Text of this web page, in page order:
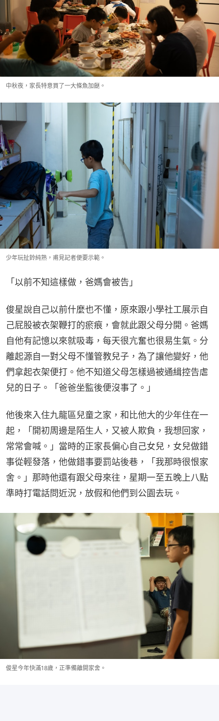
中秋夜，家長特意買了一大條魚加餸。
少年玩扯鈴純熟，甫見記者便要示範。
「以前不知這樣做，爸媽會被告」
俊星說自己以前什麼也不懂，原來跟小學社工展示自
己屁股被衣架鞭打的瘀痕，會就此跟父母分開。爸媽
自他有記憶以來就吸毒，每天很亢奮也很易生氣。分
離起源自一對父母不懂管教兒子，為了讓他變好，他
們拿起衣架便打。他不知道父母怎樣過被通緝控告虐
兒的日子。「爸爸坐監後便沒事了。」
他後來入住九龍區兒童之家，和比他大的少年住在一
起，「開初周邊是陌生人，又被人欺負，我想回家，
常常會喊。」當時的正家長偏心自己女兒，女兒做錯
事從輕發落，他做錯事要罰站後巷，「我那時很恨家
舍。」那時他還有跟父母來往，星期一至五晚上八點
準時打電話問近況，放假和他們到公園去玩。
俊星今年快滿18歲，正準備離開家舍。